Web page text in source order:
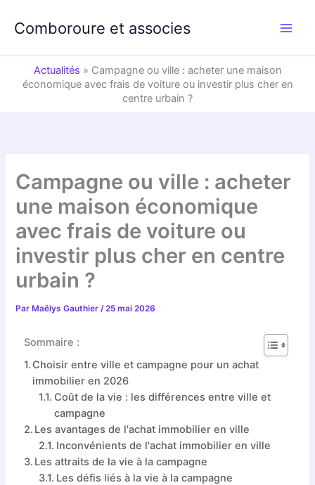
Comboroure et associes
Actualités » Campagne ou ville : acheter une maison
économique avec frais de voiture ou investir plus cher en
centre urbain ?
Campagne ou ville : acheter
une maison économique
avec frais de voiture ou
investir plus cher en centre
urbain ?
Par Maëlys Gauthier/25 mai 2026
Sommaire :
Choisir entre ville et campagne pour un achat
immobilier en 2026
Coût de la vie : les différences entre ville et
campagne
Les avantages de l'achat immobilier en ville
Inconvénients de l'achat immobilier en ville
Les attraits de la vie à la campagne
Les défis liés à la vie à la campagne